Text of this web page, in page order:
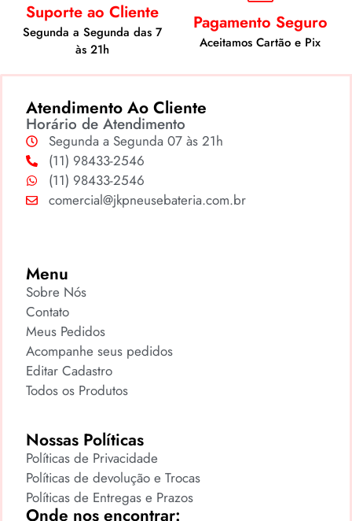
Suporte ao Cliente
Segunda a Segunda das 7
às 21h
Pagamento Seguro
Aceitamos Cartão e Pix
Atendimento Ao Cliente
Horário de Atendimento
Segunda a Segunda 07 às 21h
(11) 98433-2546
(11) 98433-2546
comercial@jkpneusebateria.com.br
Menu
Sobre Nós
Contato
Meus Pedidos
Acompanhe seus pedidos
Editar Cadastro
Todos os Produtos
Nossas Políticas
Políticas de Privacidade
Políticas de devolução e Trocas
Políticas de Entregas e Prazos
Onde nos encontrar: